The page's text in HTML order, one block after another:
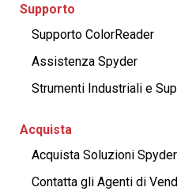
Supporto
Supporto ColorReader
Assistenza Spyder
Strumenti Industriali e
Acquista
Acquista Soluzioni Spyder
Contatta gli Agenti di